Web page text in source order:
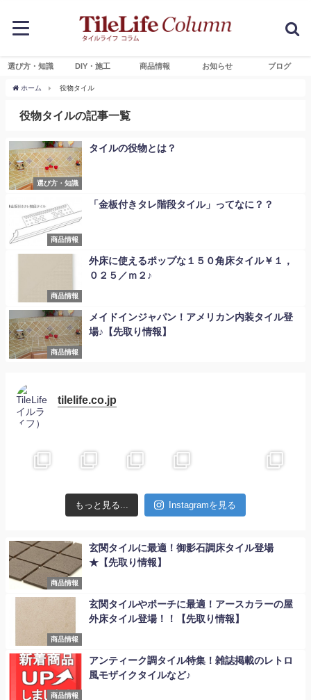
選び方・知識 DIY・施工 商品情報 お知らせ ブログ
ホーム 役物タイル
役物タイルの記事一覧
選び方・知識
タイルの役物とは？
商品情報
「金板付きタレ階段タイル」ってなに？？
商品情報
外床に使えるポップな１５０角床タイル￥１，
０２５／ｍ２♪
商品情報
メイドインジャパン！アメリカン内装タイル登
場♪【先取り情報】
tilelife.co.jp
もっと見る... Instagramを見る
商品情報
玄関タイルに最適！御影石調床タイル登場
★【先取り情報】
商品情報
玄関タイルやポーチに最適！アースカラーの屋
外床タイル登場！！【先取り情報】
商品情報
アンティーク調タイル特集！雑誌掲載のレトロ
風モザイクタイルなど♪